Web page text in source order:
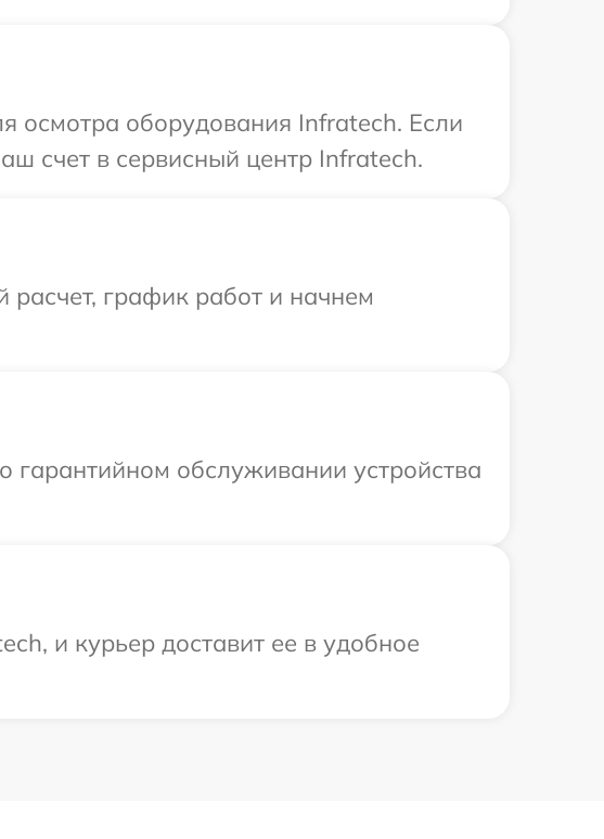
осмотра оборудования Infratech. Если
счет в сервисный центр Infratech.
график работ и начнем
обслуживании устройства
и курьер доставит ее в удобное